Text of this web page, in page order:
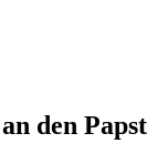
den Papst